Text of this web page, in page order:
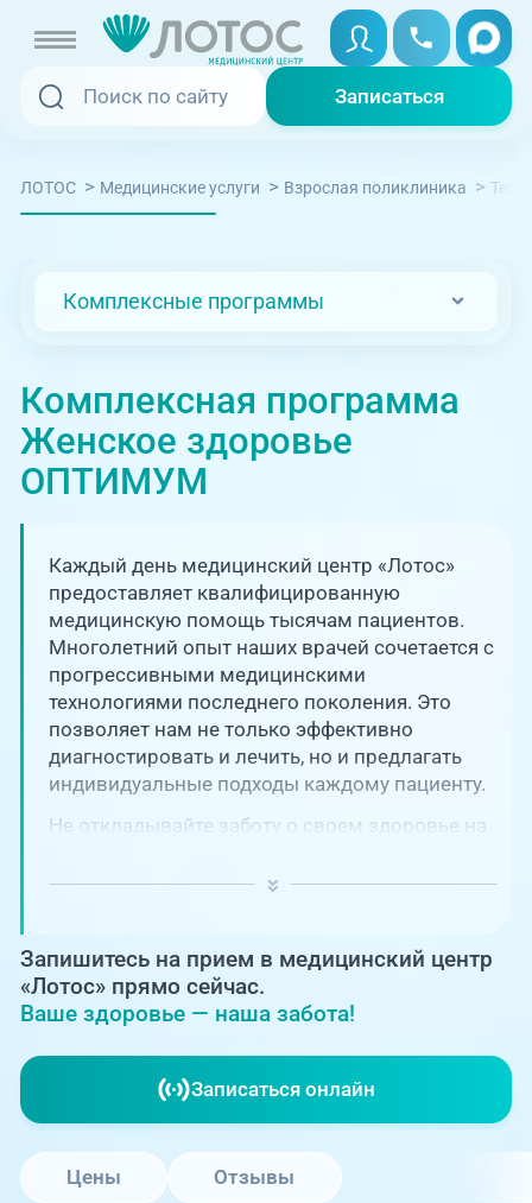
Записаться
Записаться
Услуги и цены
Отзывы
Адреса клиник
О клинике
Блог врачей
Новости
Пациентам
+7 (351) 220-00-03
Записаться онлайн
Вызвать скорую
Медицина на дому
Телемедицина
+7 (351) 220-03-03
Центр амбулаторной
онкологической помощи
+7 (7142) 927-003
Справочный телефон для
жителей Казахстана
ЛОТОС > Медицинские услуги > Взрослая поликлиника >
Комплексные программы
Комплексная программа
Женское здоровье
ОПТИМУМ
Каждый день медицинский центр «Лотос»
предоставляет квалифицированную
медицинскую помощь тысячам пациентов.
Многолетний опыт наших врачей сочетается с
прогрессивными медицинскими
технологиями последнего поколения. Это
позволяет нам не только эффективно
диагностировать и лечить, но и предлагать
индивидуальные подходы каждому пациенту.
Не откладывайте заботу о своем здоровье на
ключевую роль в поддержании вашего
Запишитесь на прием в медицинский центр
«Лотос» прямо сейчас.
Ваше здоровье — наша забота!
Записаться онлайн
Цены Отзывы